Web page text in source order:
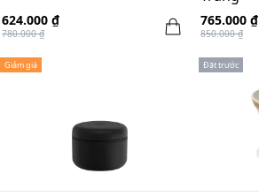
624.000 ₫
780.000 ₫
765.000 ₫
850.000 ₫
Giảm giá Đặt trước